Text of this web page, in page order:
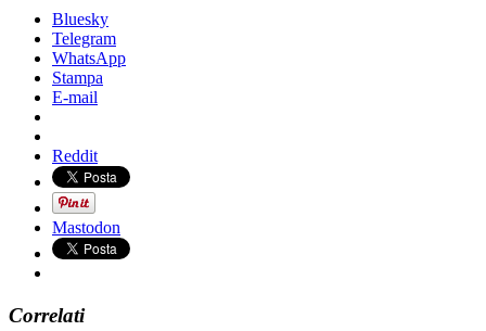
Bluesky
Telegram
WhatsApp
Stampa
E-mail
Reddit
Mastodon
Correlati